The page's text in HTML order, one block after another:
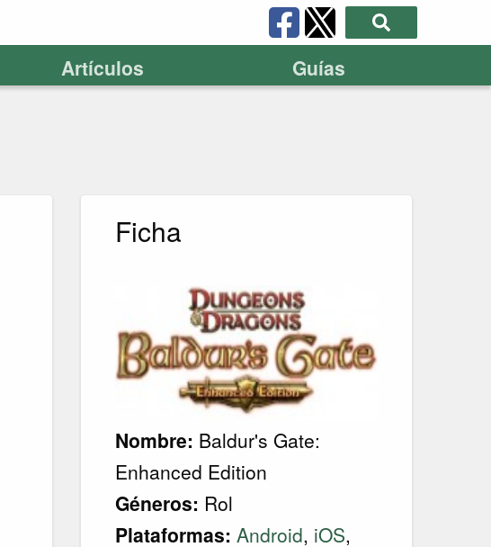
Artículos Guías
Ficha
Nombre: Baldur's Gate:
Enhanced Edition
Géneros: Rol
Plataformas: Android, iOS,